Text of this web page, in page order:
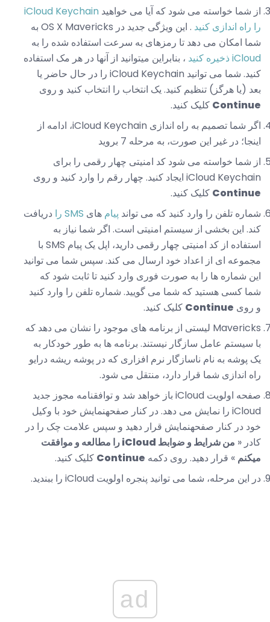
از شما خواسته می شود که آیا می خواهید iCloud Keychain
را راه اندازی کنید
. این ویژگی جدید در OS X Mavericks به
شما امکان می دهد تا رمزهای به سرعت استفاده شده را به
iCloud ذخیره کنید
، بنابراین میتوانید از آنها در هر مک استفاده
کنید. شما می توانید iCloud Keychain را در حال حاضر یا
بعد (یا هرگز) تنظیم کنید. یک انتخاب را انتخاب کنید و روی
Continue کلیک کنید.
اگر شما تصمیم به راه اندازی iCloud Keychain، ادامه از
اینجا؛ در غیر این صورت، به مرحله 7 بروید
از شما خواسته می شود کد امنیتی چهار رقمی را برای
iCloud Keychain ایجاد کنید. چهار رقم را وارد کنید و روی
Continue کلیک کنید.
شماره تلفن را وارد کنید که می تواند پیام های SMS را
دریافت
کند. این بخشی از سیستم امنیتی است. اگر شما نیاز به
استفاده از کد امنیتی چهار رقمی دارید، اپل یک پیام SMS با
مجموعه ای از اعداد خود ارسال می کند. سپس شما می توانید
این شماره ها را به صورت فوری وارد کنید تا ثابت شود که
شما کسی هستید که شما می گویید. شماره تلفن را وارد کنید
و روی Continue کلیک کنید.
Mavericks لیستی از برنامه های موجود را نشان می دهد که
با سیستم عامل سازگار نیستند. برنامه ها به طور خودکار به
یک پوشه به نام ناسازگار نرم افزاری که در پوشه ریشه درایو
راه اندازی شما قرار دارد، منتقل می شود.
صفحه اولویت iCloud باز خواهد شد و توافقنامه مجوز جدید
iCloud را نمایش می دهد. در کنار صفحهنمایش خود با وکیل
خود در کنار صفحهنمایش قرار دهید و سپس علامت چک را در
کادر «
من شرایط و ضوابط iCloud را مطالعه و موافقت
میکنم » قرار دهید. روی دکمه Continue کلیک کنید.
در این مرحله، شما می توانید پنجره اولویت iCloud را ببندید.
ad